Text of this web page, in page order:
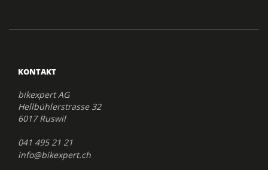
KONTAKT
bikexpert AG
Hellbühlerstrasse 32
6017 Ruswil
041 495 21 21
info@bikexpert.ch